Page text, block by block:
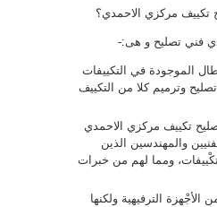
تكييف مركزي الاحمدي؟
فني تصليح و هى:-
الموجودة في التكييفات
وترميم كلا من التكييف
تكييف مركزي الاحمدي
والمهندسين الذين
ومما لهم من خبرات
الأجْهزة الترفيهية ولكنها